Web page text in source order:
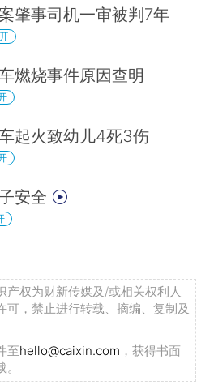
肇事司机一审被判7年
燃烧事件原因查明
起火致幼儿4死3伤
安全
产权为财新传媒及/或相关权利人
可，禁止进行转载、摘编、复制及
至hello@caixin.com ，获得书面